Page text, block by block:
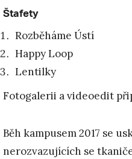
Štafety
Rozběháme Ústí
Happy Loop
Lentilky
Fotogalerii a videoedit
Běh kampusem 2017 se
nerozvazujících se